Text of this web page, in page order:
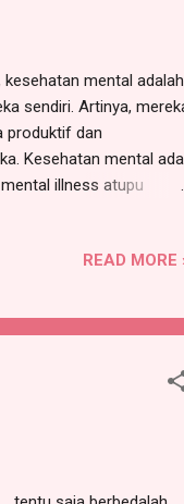
mental adalah
sendiri. Artinya,
produktif dan
Kesehatan mental ada
illness atupu
mental merupakan
dalam gangguan
READ MORE